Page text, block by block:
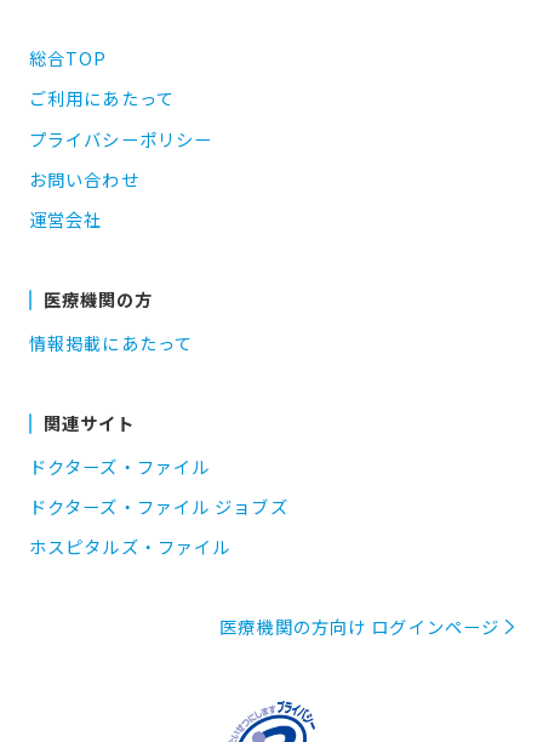
総合TOP
ご利用にあたって
プライバシーポリシー
お問い合わせ
運営会社
医療機関の方
情報掲載にあたって
関連サイト
ドクターズ・ファイル
ドクターズ・ファイル ジョブズ
ホスピタルズ・ファイル
医療機関の方向け ログインページ